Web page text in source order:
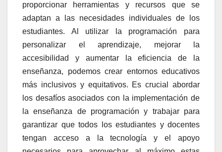
proporcionar herramientas y recursos que se
adaptan a las necesidades individuales de los
estudiantes. Al utilizar la programación para
personalizar el aprendizaje, mejorar la
accesibilidad y aumentar la eficiencia de la
enseñanza, podemos crear entornos educativos
más inclusivos y equitativos. Es crucial abordar
los desafíos asociados con la implementación de
la enseñanza de programación y trabajar para
garantizar que todos los estudiantes y docentes
tengan acceso a la tecnología y el apoyo